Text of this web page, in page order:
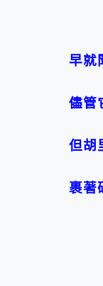
早就
儘管
但胡
裹著